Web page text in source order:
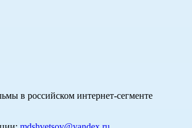
в российском интернет-сегменте